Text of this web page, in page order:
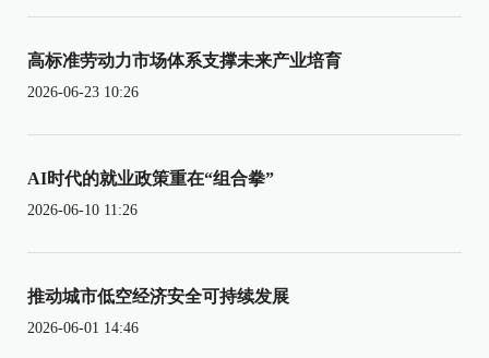
高标准劳动力市场体系支撑未来产业培育
2026-06-23 10:26
AI时代的就业政策重在“组合拳”
2026-06-10 11:26
推动城市低空经济安全可持续发展
2026-06-01 14:46